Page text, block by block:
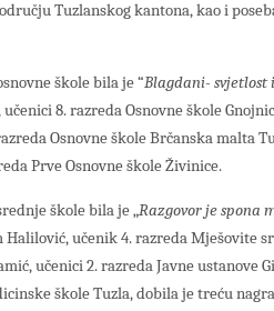
Tuzlanskog kantona, kao i
škole bila je “Blagdani-
8. razreda Osnovne škole
Osnovne škole Brčanska malta
Prve Osnovne škole Živinice.
škole bila je „Razgovor je spona
učenik 4. razreda Mješovite
učenici 2. razreda Javne ustanove
škole Tuzla, dobila je treću